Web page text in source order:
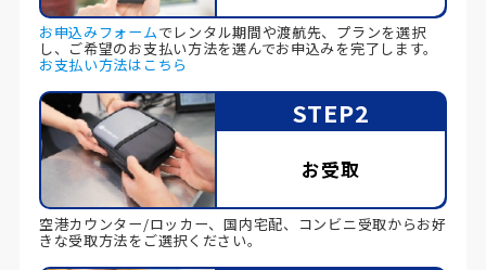
お申込みフォームでレンタル期間や渡航先、プランを選択
し、ご希望のお支払い方法を選んでお申込みを完了します。
お支払い方法はこちら
STEP2
お受取
空港カウンター/ロッカー、国内宅配、コンビニ受取からお好
きな受取方法をご選択ください。